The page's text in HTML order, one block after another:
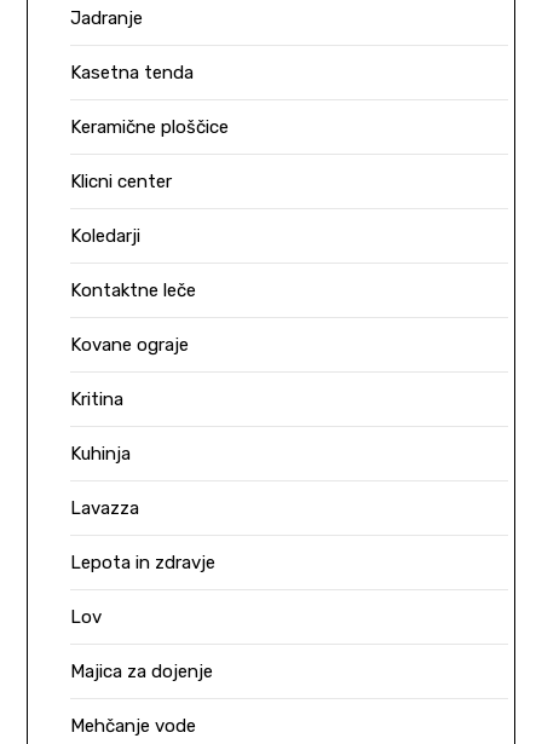
Jadranje
Kasetna tenda
Keramične ploščice
Klicni center
Koledarji
Kontaktne leče
Kovane ograje
Kritina
Kuhinja
Lavazza
Lepota in zdravje
Lov
Majica za dojenje
Mehčanje vode